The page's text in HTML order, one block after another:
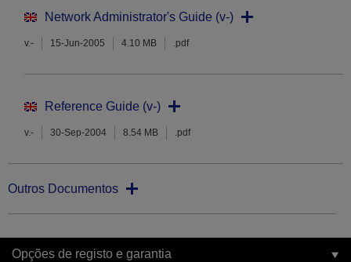
Network Administrator's Guide (v-)
v.- 15-Jun-2005 4.10 MB .pdf
Reference Guide (v-)
v.- 30-Sep-2004 8.54 MB .pdf
Outros Documentos
Opções de registo e garantia